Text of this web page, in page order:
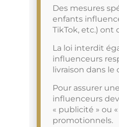
Des mesures
enfants
TikTok, etc.) ont
La loi interdit
influenceurs
livraison dans
Pour assurer
influenceurs
« publicité » ou
promotionnels.